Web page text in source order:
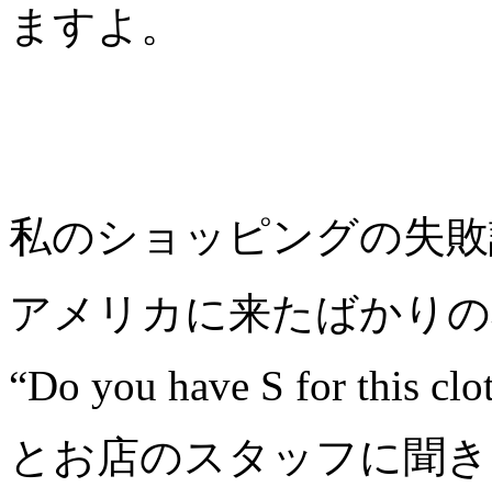
ますよ。
私のショッピングの失
アメリカに来たばかり
“Do you have S for this
とお店のスタッフに聞